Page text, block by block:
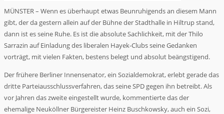
MÜNSTER – Wenn es überhaupt etwas Beunruhigends an diesem Mann
gibt, der da gestern allein auf der Bühne der Stadthalle in Hiltrup stand,
dann ist es seine Ruhe. Es ist die absolute Sachlichkeit, mit der Thilo
Sarrazin auf Einladung des liberalen Hayek-Clubs seine Gedanken
vorträgt, mit vielen Fakten, bestens belegt und absolut beängstigend.
Der frühere Berliner Innensenator, ein Sozialdemokrat, erlebt gerade das
dritte Parteiausschlussverfahren, das seine SPD gegen ihn betreibt. Als
vor Jahren das zweite eingestellt wurde, kommentierte das der
ehemalige Neuköllner Bürgereister Heinz Buschkowsky, auch ein Sozi,